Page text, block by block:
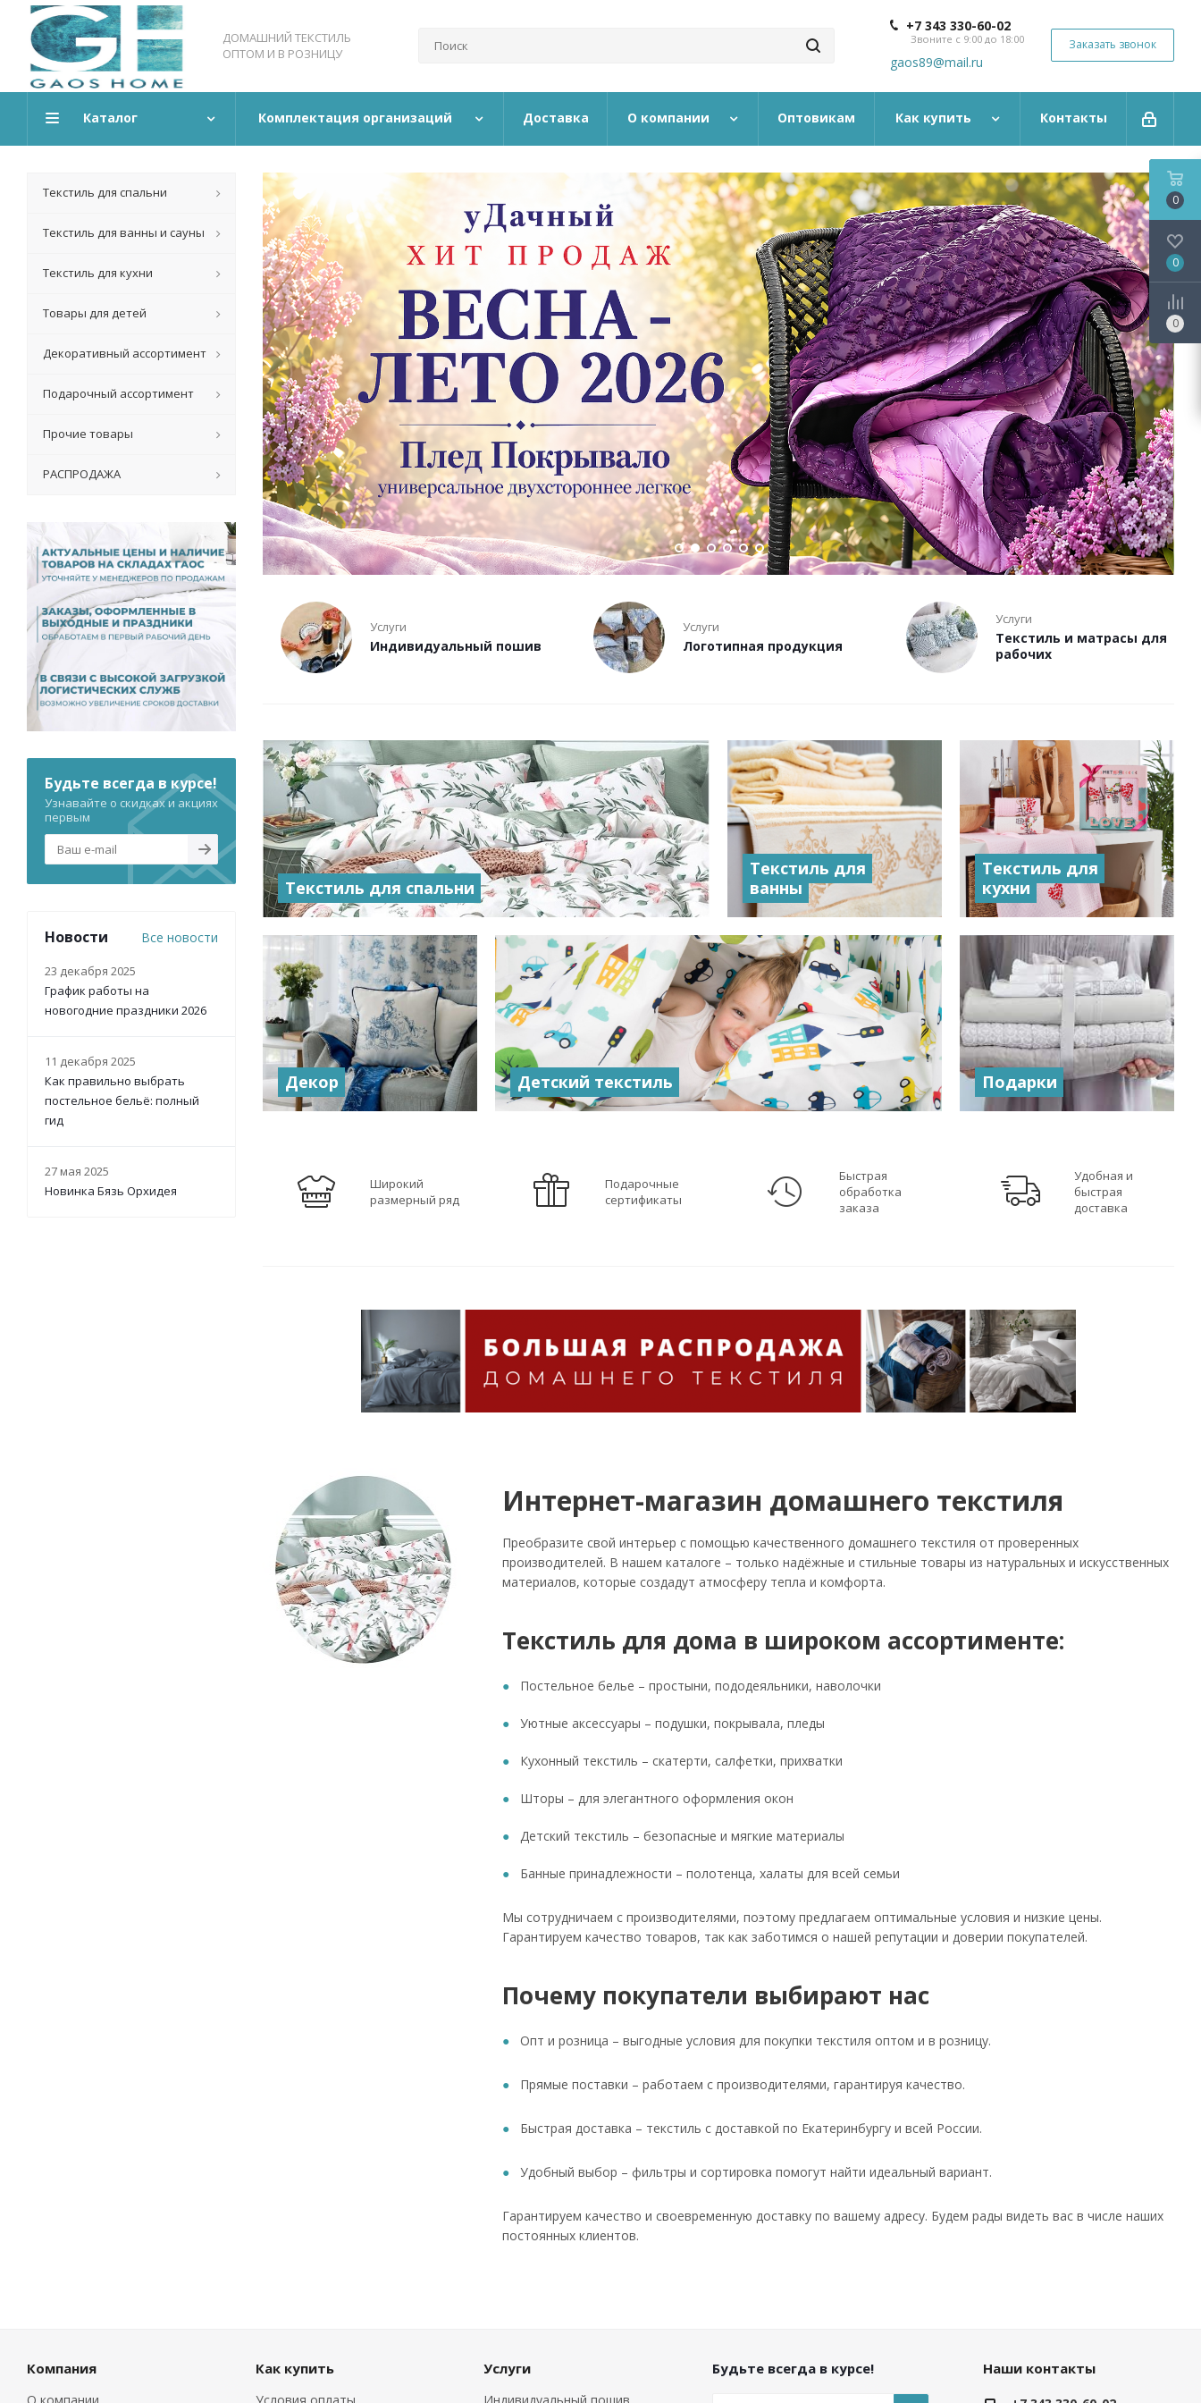
ДОМАШНИЙ ТЕКСТИЛЬ
ОПТОМ И В РОЗНИЦУ
+7 343 330-60-02
Звоните с 9:00 до 18:00
gaos89@mail.ru
Заказать звонок
Каталог Комплектация организаций Доставка О компании Оптовикам Как купить Контакты
Услуги
Индивидуальный пошив
Услуги
Логотипная продукция
Услуги
Текстиль и матрасы для
рабочих
Текстиль для спальни
Текстиль для
ванны
Текстиль для
кухни
Декор Детский текстиль Подарки
Широкий
размерный ряд
Подарочные
сертификаты
Быстрая
обработка
заказа
Удобная и
быстрая
доставка
Интернет-магазин домашнего текстиля
Преобразите свой интерьер с помощью качественного домашнего текстиля от проверенных
производителей. В нашем каталоге – только надёжные и стильные товары из натуральных и искусственных
материалов, которые создадут атмосферу тепла и комфорта.
Текстиль для дома в широком ассортименте:
Постельное белье – простыни, пододеяльники, наволочки
Уютные аксессуары – подушки, покрывала, пледы
Кухонный текстиль – скатерти, салфетки, прихватки
Шторы – для элегантного оформления окон
Детский текстиль – безопасные и мягкие материалы
Банные принадлежности – полотенца, халаты для всей семьи
Мы сотрудничаем с производителями, поэтому предлагаем оптимальные условия и низкие цены.
Гарантируем качество товаров, так как заботимся о нашей репутации и доверии покупателей.
Почему покупатели выбирают нас
Опт и розница – выгодные условия для покупки текстиля оптом и в розницу.
Прямые поставки – работаем с производителями, гарантируя качество.
Быстрая доставка – текстиль с доставкой по Екатеринбургу и всей России.
Удобный выбор – фильтры и сортировка помогут найти идеальный вариант.
Гарантируем качество и своевременную доставку по вашему адресу. Будем рады видеть вас в числе наших
постоянных клиентов.
Текстиль для спальни
Текстиль для ванны и сауны
Текстиль для кухни
Товары для детей
Декоративный ассортимент
Подарочный ассортимент
Прочие товары
РАСПРОДАЖА
Будьте всегда в курсе!
Узнавайте о скидках и акциях
первым
Новости Все новости
23 декабря 2025
График работы на
новогодние праздники 2026
11 декабря 2025
Как правильно выбрать
постельное бельё: полный
гид
27 мая 2025
Новинка Бязь Орхидея
Компания Как купить Услуги Будьте всегда в курсе! Наши контакты
0
0
0